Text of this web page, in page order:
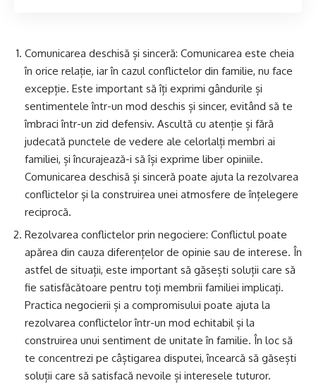
Comunicarea deschisă și sinceră: Comunicarea este cheia
în orice relație, iar în cazul conflictelor din familie, nu face
excepție. Este important să îți exprimi gândurile și
sentimentele într-un mod deschis și sincer, evitând să te
îmbraci într-un zid defensiv. Ascultă cu atenție și fără
judecată punctele de vedere ale celorlalți membri ai
familiei, și încurajează-i să își exprime liber opiniile.
Comunicarea deschisă și sinceră poate ajuta la rezolvarea
conflictelor și la construirea unei atmosfere de înțelegere
reciprocă.
Rezolvarea conflictelor prin negociere: Conflictul poate
apărea din cauza diferențelor de opinie sau de interese. În
astfel de situații, este important să găsești soluții care să
fie satisfăcătoare pentru toți membrii familiei implicați.
Practica negocierii și a compromisului poate ajuta la
rezolvarea conflictelor într-un mod echitabil și la
construirea unui sentiment de unitate în familie. În loc să
te concentrezi pe câștigarea disputei, încearcă să găsești
soluții care să satisfacă nevoile și interesele tuturor.